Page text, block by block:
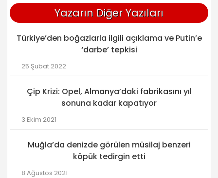
Yazarın Diğer Yazıları
Türkiye’den boğazlarla ilgili açıklama ve Putin’e
‘darbe’ tepkisi
25 Şubat 2022
Çip Krizi: Opel, Almanya’daki fabrikasını yıl
sonuna kadar kapatıyor
3 Ekim 2021
Muğla’da denizde görülen müsilaj benzeri
köpük tedirgin etti
8 Ağustos 2021